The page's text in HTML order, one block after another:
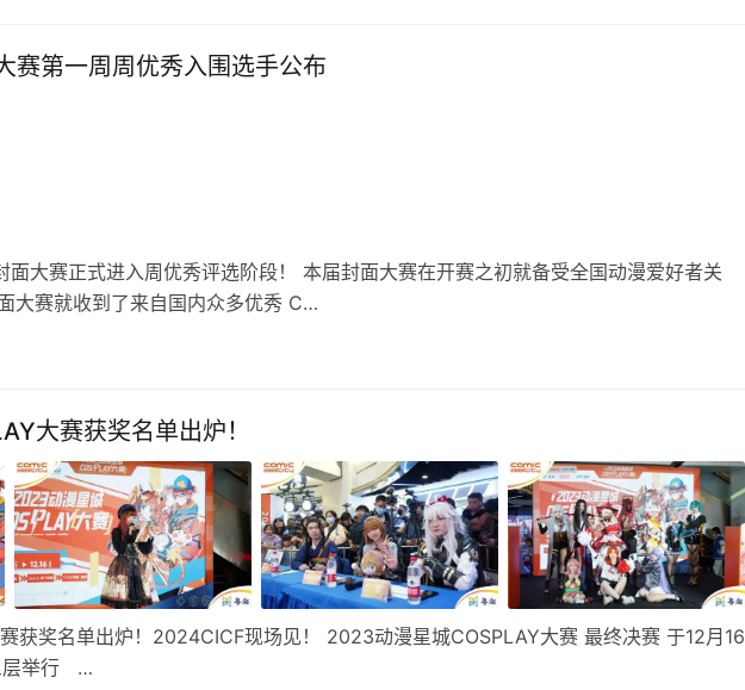
第一周周优秀入围选手公布
大赛正式进入周优秀评选阶段！ 本届封面大赛在开赛之初就备受全国动漫爱好者关
大赛就收到了来自国内众多优秀 C…
大赛获奖名单出炉！
获奖名单出炉！2024CICF现场见！ 2023动漫星城COSPLAY大赛 最终决赛 于12月16
层举行 …